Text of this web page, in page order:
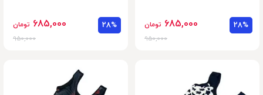
28%
685,000 تومان
950,000
28%
685,000 تومان
950,000